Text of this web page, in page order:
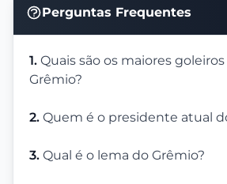
Perguntas Frequentes
1. Quais são os maiores
Grêmio?
2. Quem é o presidente atual
3. Qual é o lema do Grêmio?